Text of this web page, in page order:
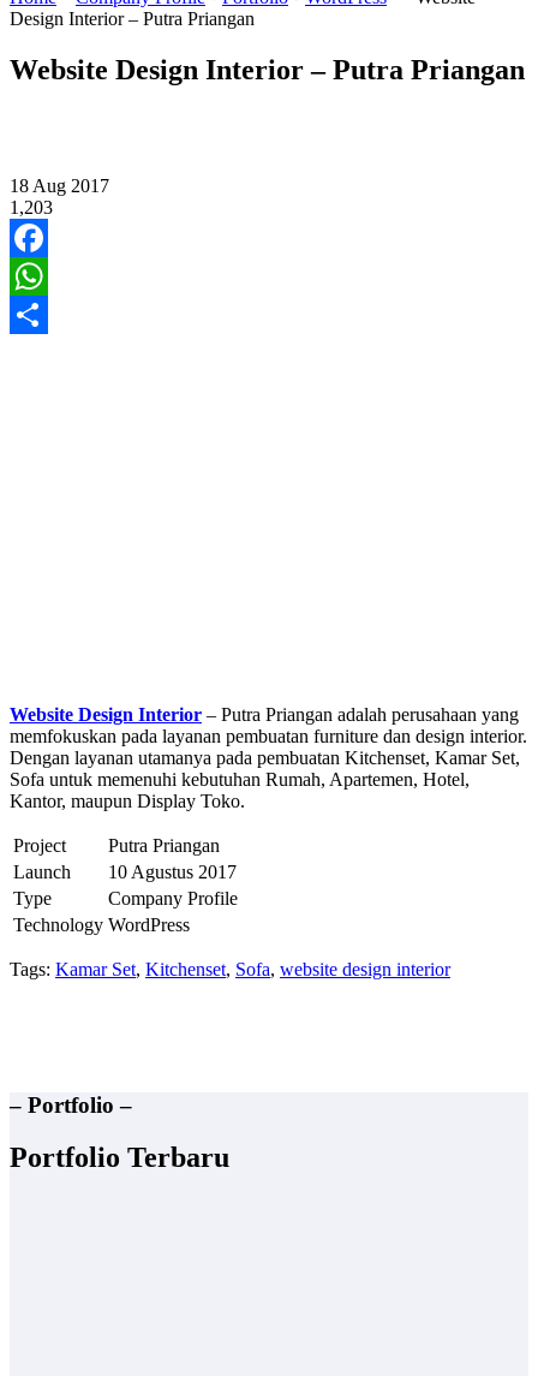
Design Interior – Putra Priangan
Website Design Interior – Putra Priangan
18 Aug 2017
1,203
Facebook
WhatsApp
Website Design Interior – Putra Priangan adalah perusahaan yang
memfokuskan pada layanan pembuatan furniture dan design interior.
Dengan layanan utamanya pada pembuatan Kitchenset, Kamar Set,
Sofa untuk memenuhi kebutuhan Rumah, Apartemen, Hotel,
Kantor, maupun Display Toko.
Project
Putra Priangan
Launch
10 Agustus 2017
Type
Company Profile
Technology WordPress
Tags: Kamar Set, Kitchenset, Sofa, website design interior
– Portfolio –
Portfolio Terbaru